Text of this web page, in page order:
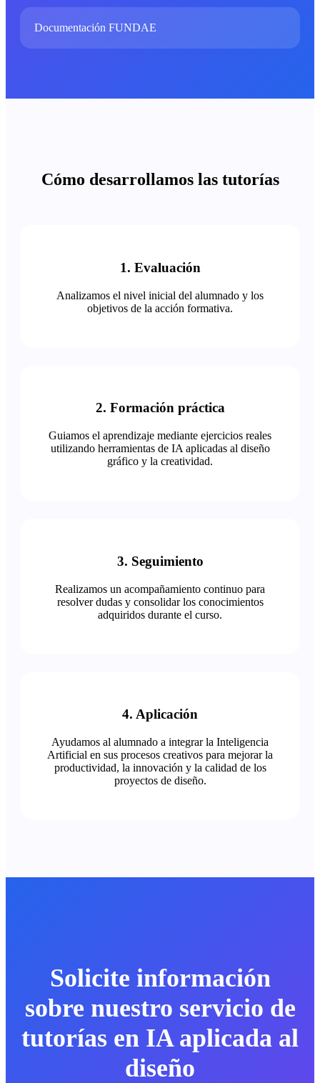
Documentación FUNDAE
Cómo desarrollamos las tutorías
1. Evaluación
Analizamos el nivel inicial del alumnado y los
objetivos de la acción formativa.
2. Formación práctica
Guiamos el aprendizaje mediante ejercicios reales
utilizando herramientas de IA aplicadas al diseño
gráfico y la creatividad.
3. Seguimiento
Realizamos un acompañamiento continuo para
resolver dudas y consolidar los conocimientos
adquiridos durante el curso.
4. Aplicación
Ayudamos al alumnado a integrar la Inteligencia
Artificial en sus procesos creativos para mejorar la
productividad, la innovación y la calidad de los
proyectos de diseño.
Solicite información
sobre nuestro servicio de
tutorías en IA aplicada al
diseño